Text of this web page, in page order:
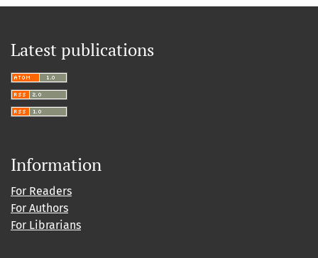
Latest publications
Information
For Readers
For Authors
For Librarians